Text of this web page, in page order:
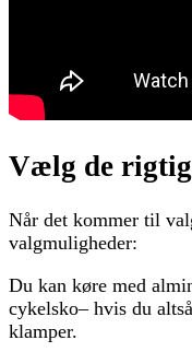
Vælg de
Når det kommer til
valgmuligheder:
Du kan køre med
cykelsko– hvis du
klamper.